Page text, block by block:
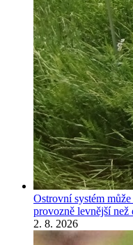
Ostrovní systém
provozně levnější
2. 8. 2026